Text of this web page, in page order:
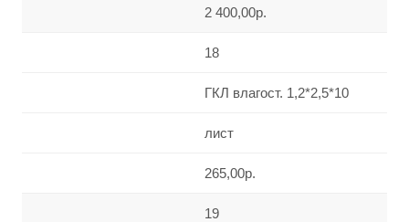
2 400,00р.
18
ГКЛ влагост. 1,2*2,5*10
лист
265,00р.
19